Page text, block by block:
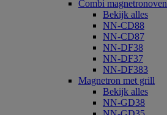
Combi magnetronoven
Bekijk alles
NN-CD88
NN-CD87
NN-DF38
NN-DF37
NN-DF383
Magnetron met grill
Bekijk alles
NN-GD38